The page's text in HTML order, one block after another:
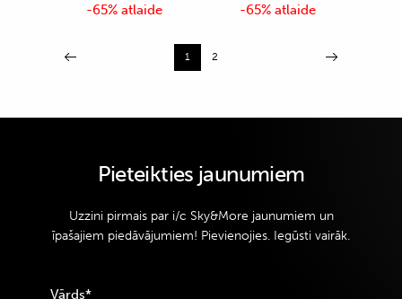
-65% atlaide -65% atlaide
1 2
Pieteikties jaunumiem
Uzzini pirmais par i/c Sky&More jaunumiem un
īpašajiem piedāvājumiem! Pievienojies. Iegūsti vairāk.